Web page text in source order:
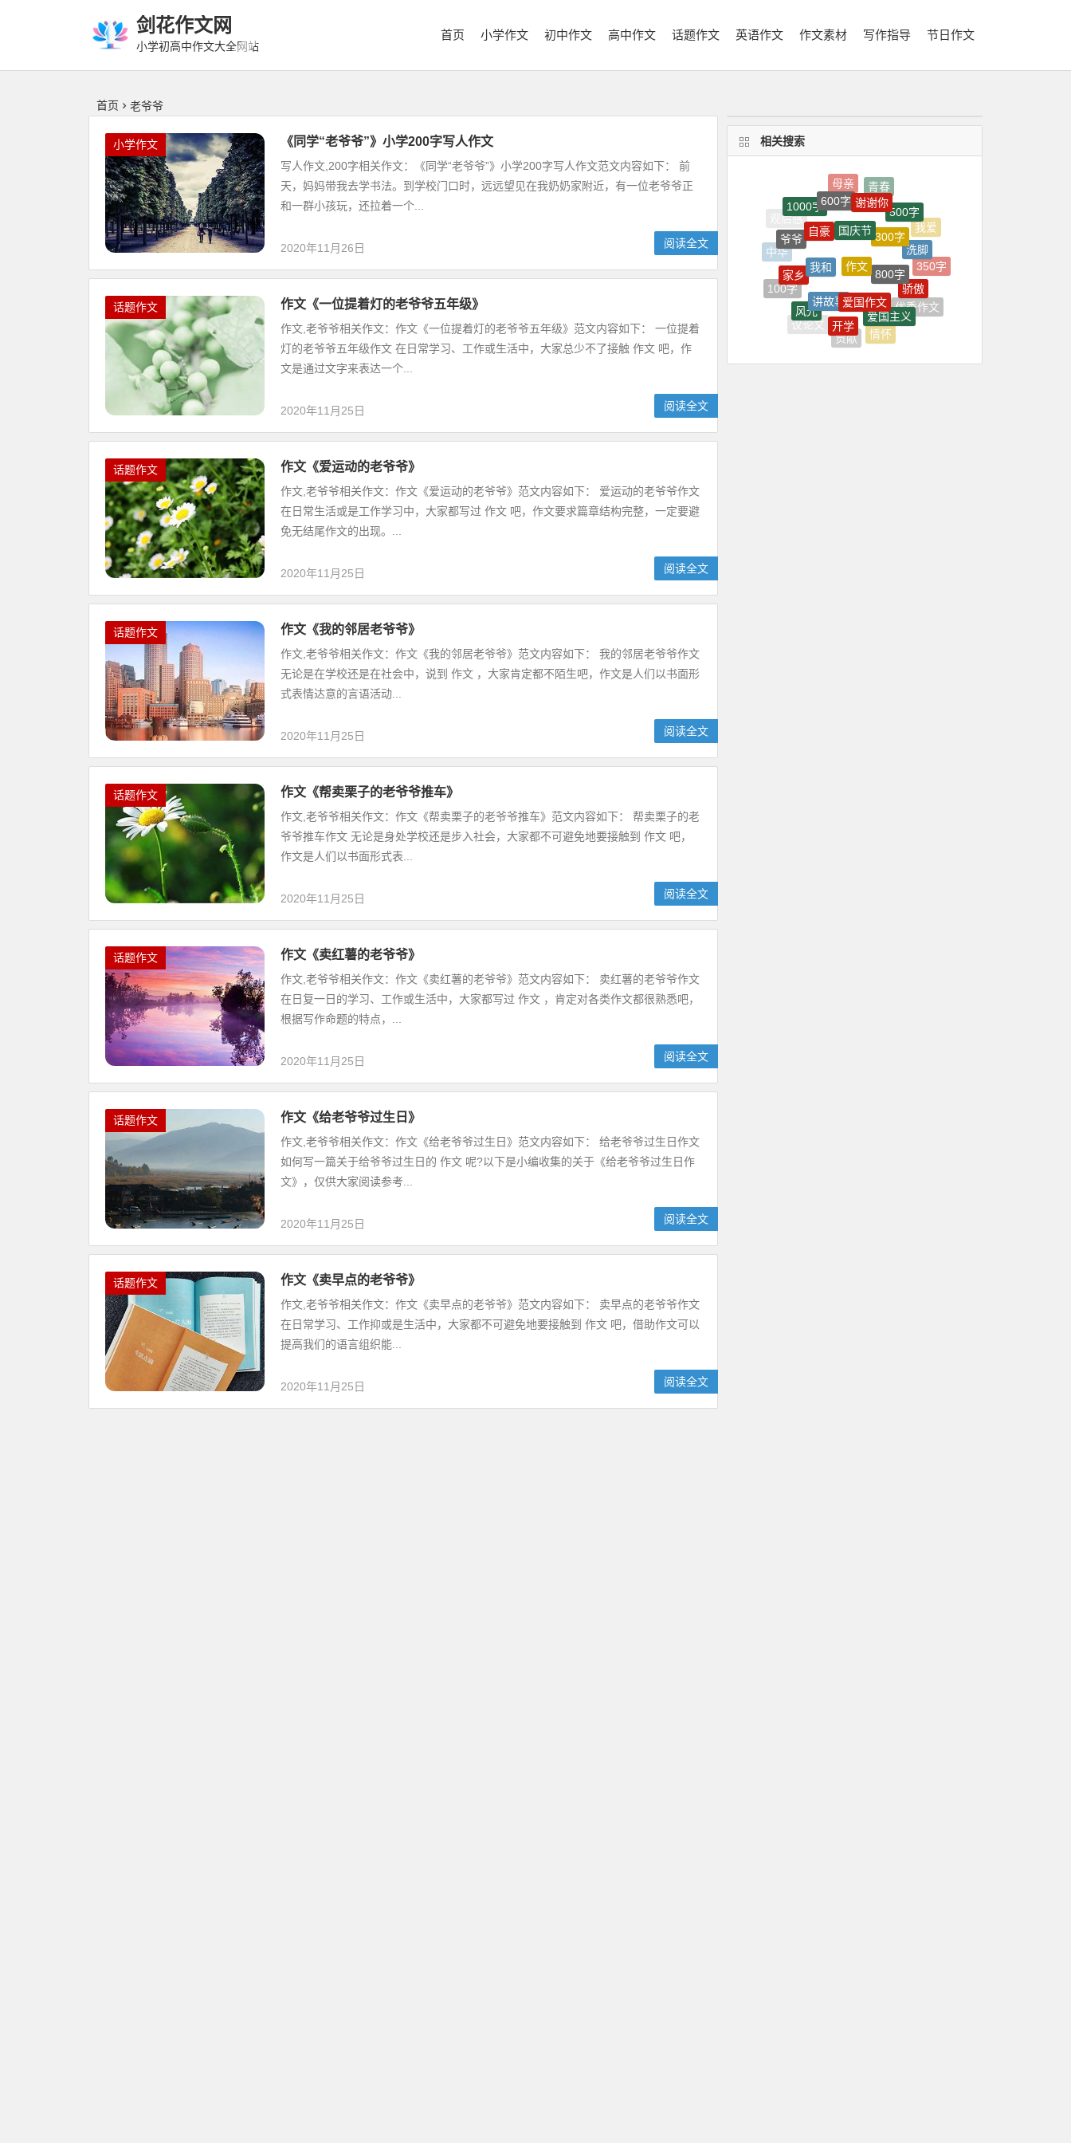
剑花作文网
小学初高中作文大全网站
首页 小学作文 初中作文 高中作文 话题作文 英语作文 作文素材 写作指导 节日作文
首页 老爷爷
小学作文 《同学“老爷爷”》小学200字写人作文
写人作文,200字相关作文：《同学“老爷爷”》小学200字写人作文范文内容如下： 前
天，妈妈带我去学书法。到学校门口时，远远望见在我奶奶家附近，有一位老爷爷正
和一群小孩玩，还拉着一个...
2020年11月26日 阅读全文
话题作文 作文《一位提着灯的老爷爷五年级》
作文,老爷爷相关作文：作文《一位提着灯的老爷爷五年级》范文内容如下： 一位提着
灯的老爷爷五年级作文 在日常学习、工作或生活中，大家总少不了接触 作文 吧，作
文是通过文字来表达一个...
2020年11月25日 阅读全文
话题作文 作文《爱运动的老爷爷》
作文,老爷爷相关作文：作文《爱运动的老爷爷》范文内容如下： 爱运动的老爷爷作文
在日常生活或是工作学习中，大家都写过 作文 吧，作文要求篇章结构完整，一定要避
免无结尾作文的出现。...
2020年11月25日 阅读全文
话题作文 作文《我的邻居老爷爷》
作文,老爷爷相关作文：作文《我的邻居老爷爷》范文内容如下： 我的邻居老爷爷作文
无论是在学校还是在社会中，说到 作文 ，大家肯定都不陌生吧，作文是人们以书面形
式表情达意的言语活动...
2020年11月25日 阅读全文
话题作文 作文《帮卖栗子的老爷爷推车》
作文,老爷爷相关作文：作文《帮卖栗子的老爷爷推车》范文内容如下： 帮卖栗子的老
爷爷推车作文 无论是身处学校还是步入社会，大家都不可避免地要接触到 作文 吧，
作文是人们以书面形式表...
2020年11月25日 阅读全文
话题作文 作文《卖红薯的老爷爷》
作文,老爷爷相关作文：作文《卖红薯的老爷爷》范文内容如下： 卖红薯的老爷爷作文
在日复一日的学习、工作或生活中，大家都写过 作文 ，肯定对各类作文都很熟悉吧，
根据写作命题的特点，...
2020年11月25日 阅读全文
话题作文 作文《给老爷爷过生日》
作文,老爷爷相关作文：作文《给老爷爷过生日》范文内容如下： 给老爷爷过生日作文
如何写一篇关于给爷爷过生日的 作文 呢?以下是小编收集的关于《给老爷爷过生日作
文》，仅供大家阅读参考...
2020年11月25日 阅读全文
话题作文 作文《卖早点的老爷爷》
作文,老爷爷相关作文：作文《卖早点的老爷爷》范文内容如下： 卖早点的老爷爷作文
在日常学习、工作抑或是生活中，大家都不可避免地要接触到 作文 吧，借助作文可以
提高我们的语言组织能...
2020年11月25日 阅读全文
相关搜索
1000字
600字 谢谢你
500字
我爱
中华
爷爷
自豪 国庆节
300字
洗脚
350字
100字
家乡
作文
骄傲
优秀作文
英雄
祖国
议论文
风光
爱国作文
爱国主义
情怀
贡献
开学